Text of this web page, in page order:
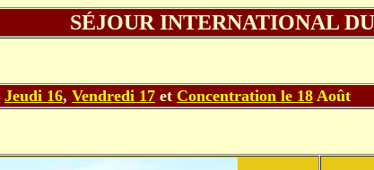
SÉJOUR INTERNATIONAL
Jeudi 16, Vendredi 17 et Concentration le 18 Août